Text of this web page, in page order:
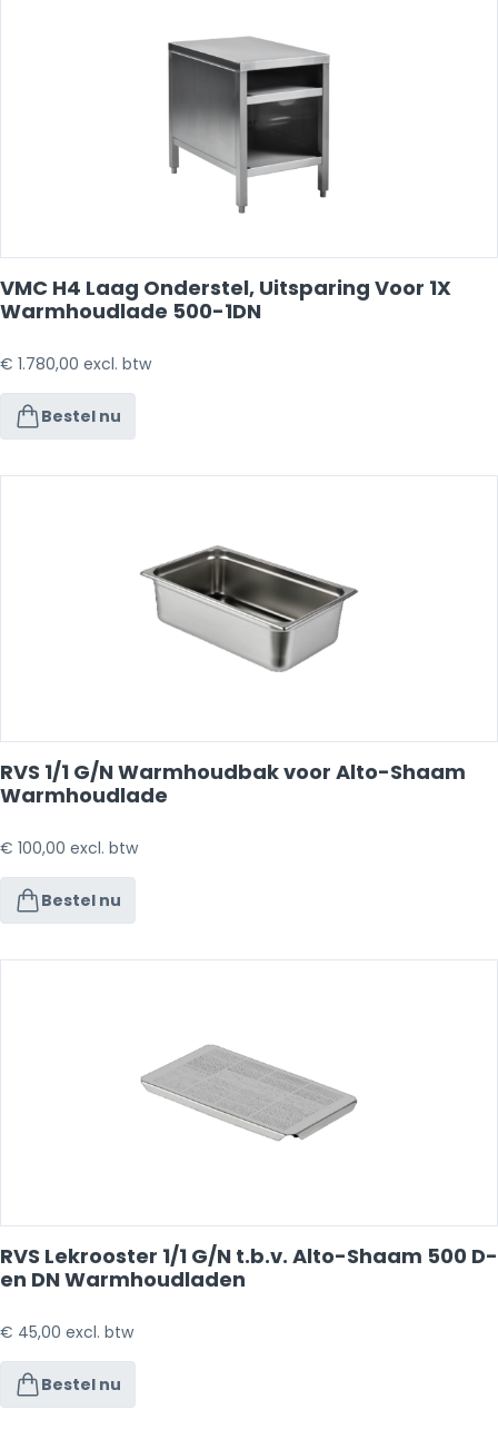
VMC H4 Laag Onderstel, Uitsparing Voor 1X
Warmhoudlade 500-1DN
€ 1.780,00 excl. btw
Bestel nu
RVS 1/1 G/N Warmhoudbak voor Alto-Shaam
Warmhoudlade
€ 100,00 excl. btw
Bestel nu
RVS Lekrooster 1/1 G/N t.b.v. Alto-Shaam 500 D-
en DN Warmhoudladen
€ 45,00 excl. btw
Bestel nu